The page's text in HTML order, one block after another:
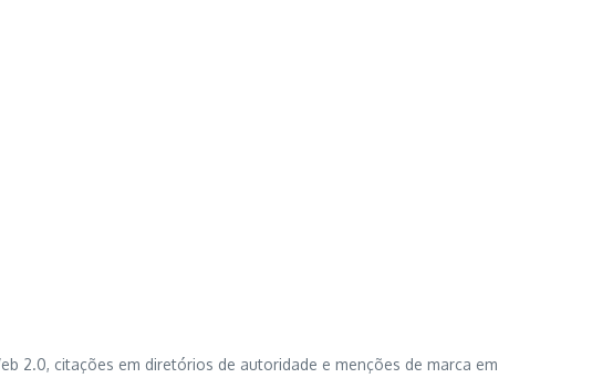
2.0, citações em diretórios de autoridade e menções de marca em